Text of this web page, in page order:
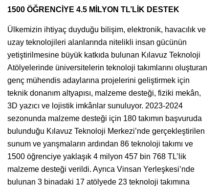
1500 ÖĞRENCİYE 4.5 MİLYON TL’LİK DESTEK
Ülkemizin ihtiyaç duyduğu bilişim, elektronik, havacılık ve
uzay teknolojileri alanlarında nitelikli insan gücünün
yetiştirilmesine büyük katkıda bulunan Kılavuz Teknoloji
Atölyelerinde üniversitelerin teknoloji takımlarını oluşturan
genç mühendis adaylarına projelerini geliştirmek için
teknik donanım altyapısı, malzeme desteği, fiziki mekân,
3D yazıcı ve lojistik imkânlar sunuluyor. 2023-2024
sezonunda malzeme desteği için 180 takımın başvuruda
bulunduğu Kılavuz Teknoloji Merkezi’nde gerçekleştirilen
sunum ve yarışmaların ardından 86 teknoloji takımı ve
1500 öğrenciye yaklaşık 4 milyon 457 bin 768 TL’lik
malzeme desteği verildi. Ayrıca Vinsan Yerleşkesi’nde
bulunan 3 binadaki 17 atölyede 23 teknoloji takımına